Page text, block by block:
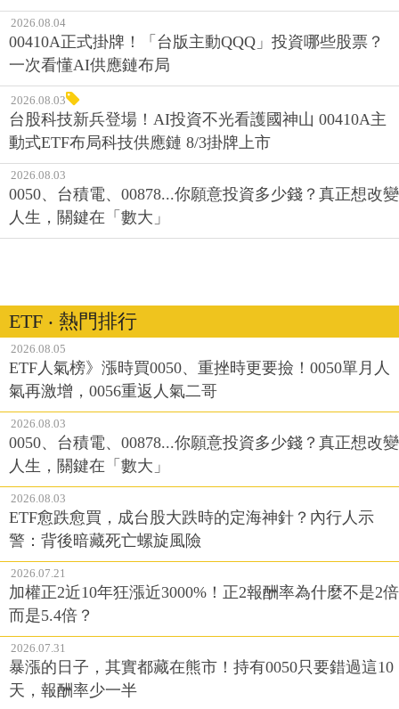
2026.08.04
00410A正式掛牌！「台版主動QQQ」投資哪些股票？
一次看懂AI供應鏈布局
2026.08.03
台股科技新兵登場！AI投資不光看護國神山 00410A主
動式ETF布局科技供應鏈 8/3掛牌上市
2026.08.03
0050、台積電、00878...你願意投資多少錢？真正想改變
人生，關鍵在「數大」
ETF ‧ 熱門排行
2026.08.05
ETF人氣榜》漲時買0050、重挫時更要撿！0050單月人
氣再激增，0056重返人氣二哥
2026.08.03
0050、台積電、00878...你願意投資多少錢？真正想改變
人生，關鍵在「數大」
2026.08.03
ETF愈跌愈買，成台股大跌時的定海神針？內行人示
警：背後暗藏死亡螺旋風險
2026.07.21
加權正2近10年狂漲近3000%！正2報酬率為什麼不是2倍
而是5.4倍？
2026.07.31
暴漲的日子，其實都藏在熊市！持有0050只要錯過這10
天，報酬率少一半